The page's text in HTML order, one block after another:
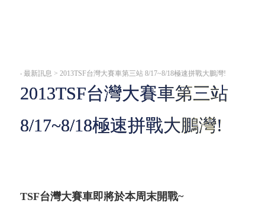
‧最新訊息 > 2013TSF台灣大賽車第三站 8/17~8/18極速拼戰大鵬灣!
2013TSF台灣大賽車第三站
8/17~8/18極速拼戰大鵬灣!
TSF台灣大賽車即將於本周末開戰~